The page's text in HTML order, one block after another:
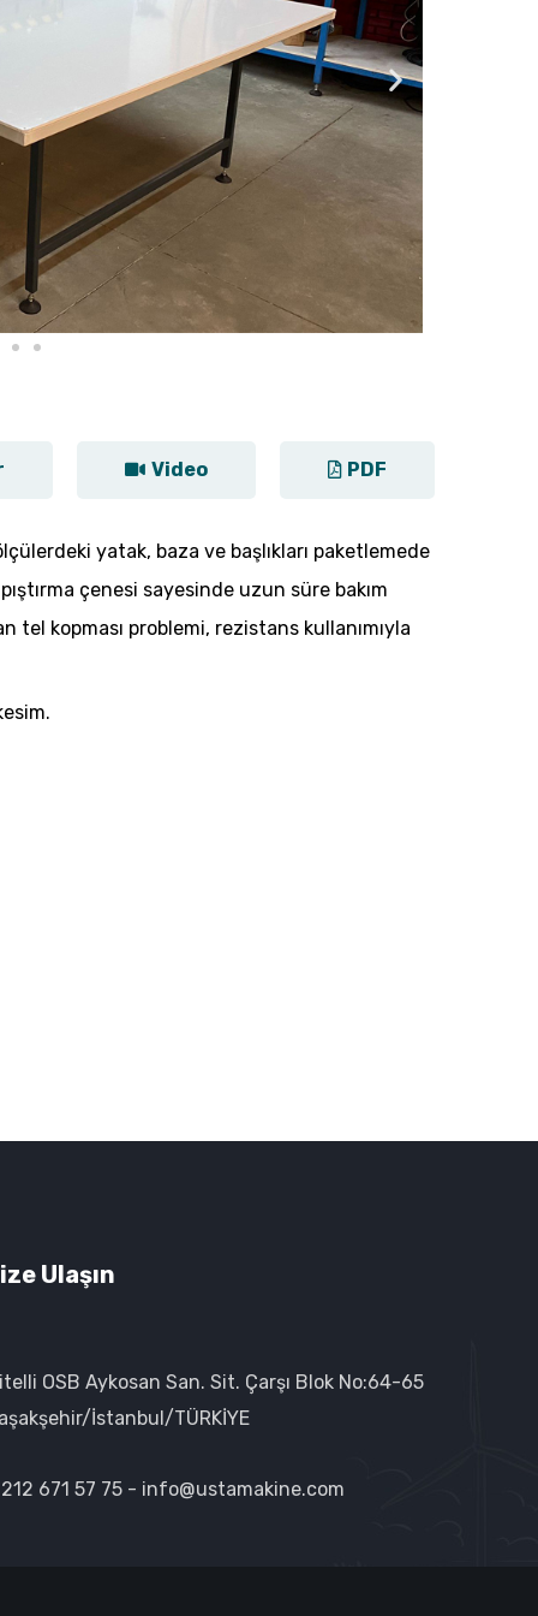
Video PDF
yatak, baza ve başlıkları paketlemede
çenesi sayesinde uzun süre bakım
tel kopması problemi, rezistans kullanımıyla
Ulaşın
OSB Aykosan San. Sit. Çarşı Blok No:64-65
İstanbul/TÜRKİYE
671 57 75 - info@ustamakine.com